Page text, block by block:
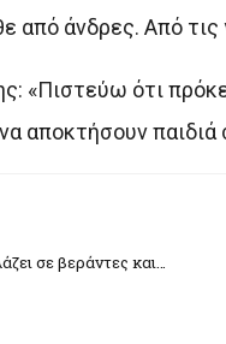
από άνδρες. Από
«Πιστεύω ότι
αποκτήσουν παιδιά
σε βεράντες και…